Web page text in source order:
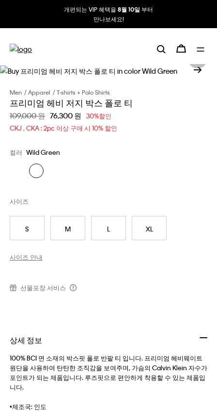
개편되는 VIP 혜택을 8월 10일 부터
만나보세요!
Men Apparel T-shirts + Polo Shirts
프리미엄 헤비 저지 박스 폴로 티
할인 전 가격
109,000 원 할인된 가격
76,300 원
30%할인
CKJ , CKA : 2pc 이상 구매 시 10% 할인
컬러 Wild Green
S M L XL
사이즈
사이즈 안내
선물포장 서비스
상세 정보
100% BCI 면 소재의 박스핏 폴로 반팔 티 입니다. 프리미엄 헤비웨이트
원단을 사용하여 탄탄한 조직감을 보여주며, 가슴의 Calvin Klein 자수가
포인트가 되는 제품입니다. 루즈핏으로 편안하게 착용할 수 있는 제품입
니다.
•제조국: 인도